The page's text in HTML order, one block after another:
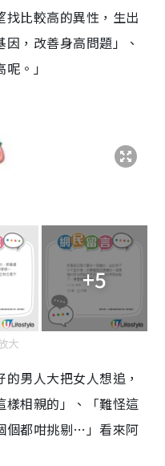
比較高的異性，生出
，改善身高問題」、
。」
+5
大
男人大把女人想追，
樣相親的」、「難怪這
個都咁挑剔…」看來阿